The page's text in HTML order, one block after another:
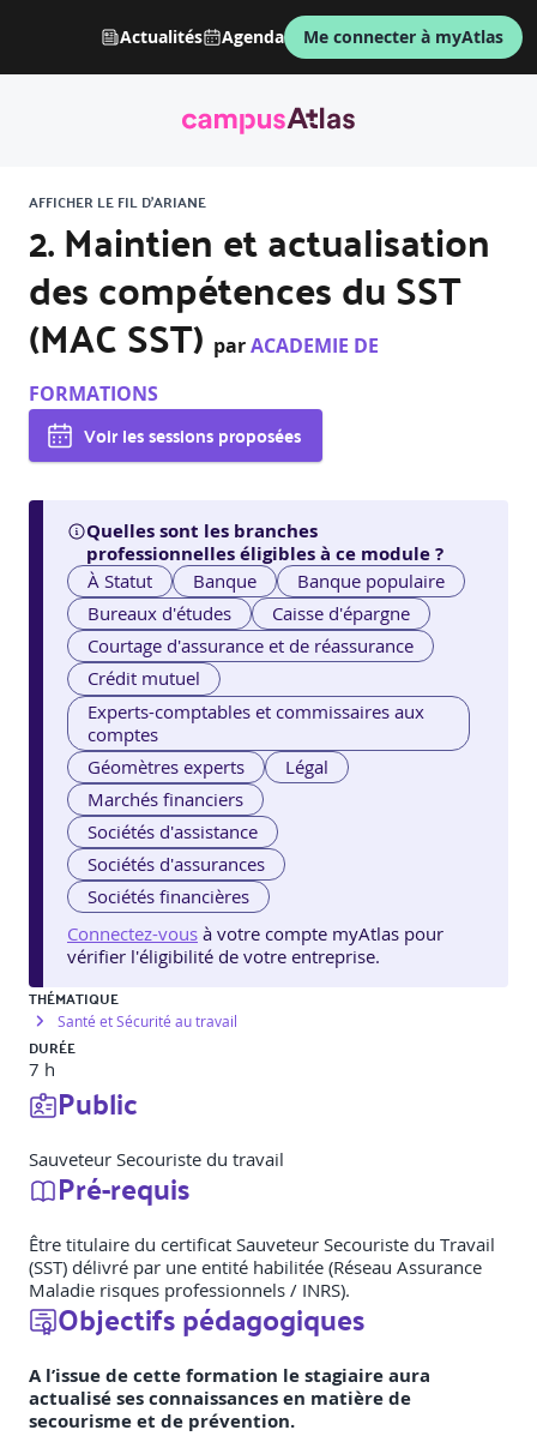
Actualités Agenda Me connecter à myAtlas
AFFICHER LE FIL D'ARIANE
2. Maintien et actualisation
des compétences du SST
(MAC SST) parACADEMIE DE
FORMATIONS
Voir les sessions proposées
Quelles sont les branches
professionnelles éligibles à ce module ?
À Statut Banque
Banque populaire
Bureaux d'études
Caisse d'épargne
Courtage d'assurance et de réassurance
Crédit mutuel
Experts-comptables et commissaires aux
comptes
Géomètres experts
Légal
Marchés financiers
Sociétés d'assistance
Sociétés d'assurances
Sociétés financières
Connectez-vous à votre compte myAtlas pour
vérifier l'éligibilité de votre entreprise.
THÉMATIQUE
Santé et Sécurité au travail
DURÉE
7 h
Public
Sauveteur Secouriste du travail
Pré-requis
Être titulaire du certificat Sauveteur Secouriste du Travail
(SST) délivré par une entité habilitée (Réseau Assurance
Maladie risques professionnels / INRS).
Objectifs pédagogiques
A l’issue de cette formation le stagiaire aura
actualisé ses connaissances en matière de
secourisme et de prévention.